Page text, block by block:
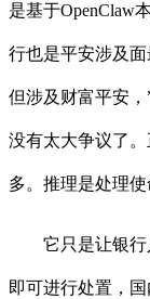
是基于OpenClaw
行也是平安涉及
但涉及财富平安
没有太大争议了
多。推理是处理
它只是让银行
即可进行处置，